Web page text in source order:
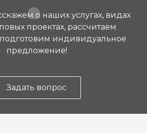
о наших услугах, видах
проектах, рассчитаем
индивидуальное
предложение!
Задать вопрос